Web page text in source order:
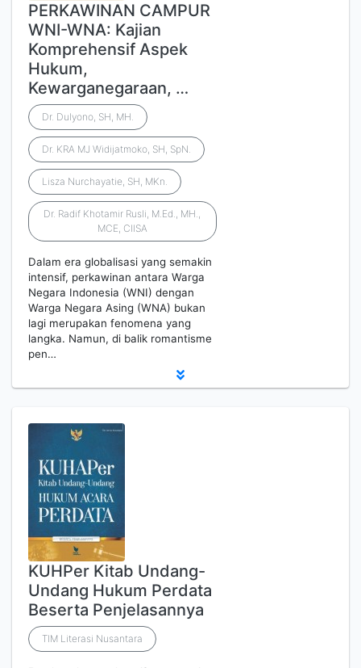
PERKAWINAN CAMPUR
WNI-WNA: Kajian
Komprehensif Aspek
Hukum,
Kewarganegaraan, …
Dr. Dulyono, SH, MH.
Dr. KRA MJ Widijatmoko, SH, SpN.
Lisza Nurchayatie, SH, MKn.
Dr. Radif Khotamir Rusli, M.Ed., MH.,
MCE, CIISA
Dalam era globalisasi yang semakin
intensif, perkawinan antara Warga
Negara Indonesia (WNI) dengan
Warga Negara Asing (WNA) bukan
lagi merupakan fenomena yang
langka. Namun, di balik romantisme
pen…
KUHPer Kitab Undang-
Undang Hukum Perdata
Beserta Penjelasannya
TIM Literasi Nusantara